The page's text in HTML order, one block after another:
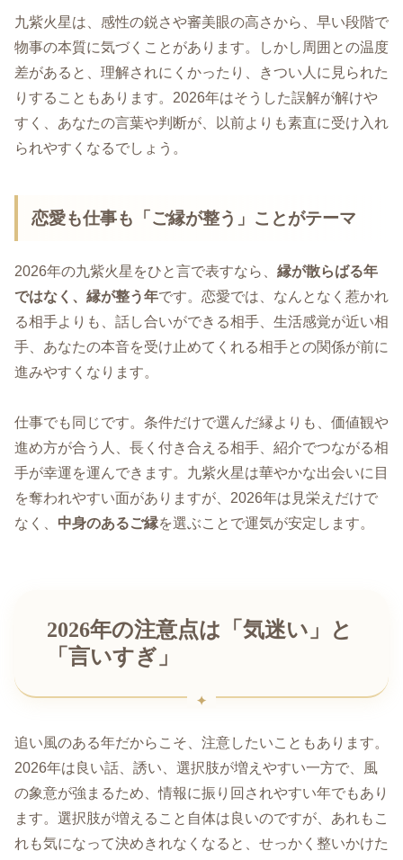
九紫火星は、感性の鋭さや審美眼の高さから、早い段階で
物事の本質に気づくことがあります。しかし周囲との温度
差があると、理解されにくかったり、きつい人に見られた
りすることもあります。2026年はそうした誤解が解けや
すく、あなたの言葉や判断が、以前よりも素直に受け入れ
られやすくなるでしょう。
恋愛も仕事も「ご縁が整う」ことがテーマ
2026年の九紫火星をひと言で表すなら、 縁が散らばる年
ではなく、縁が整う年です。恋愛では、なんとなく惹かれ
る相手よりも、話し合いができる相手、生活感覚が近い相
手、あなたの本音を受け止めてくれる相手との関係が前に
進みやすくなります。
仕事でも同じです。条件だけで選んだ縁よりも、価値観や
進め方が合う人、長く付き合える相手、紹介でつながる相
手が幸運を運んできます。九紫火星は華やかな出会いに目
を奪われやすい面がありますが、2026年は見栄えだけで
なく、 中身のあるご縁を選ぶことで運気が安定します。
2026年の注意点は「気迷い」と
「言いすぎ」
追い風のある年だからこそ、注意したいこともあります。
2026年は良い話、誘い、選択肢が増えやすい一方で、風
の象意が強まるため、情報に振り回されやすい年でもあり
ます。選択肢が増えること自体は良いのですが、あれもこ
れも気になって決めきれなくなると、せっかく整いかけた